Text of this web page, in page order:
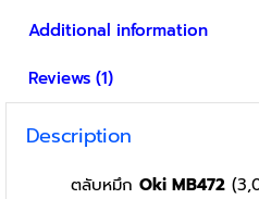
Additional information
Reviews (1)
Description
ตลับหมึก Oki MB472